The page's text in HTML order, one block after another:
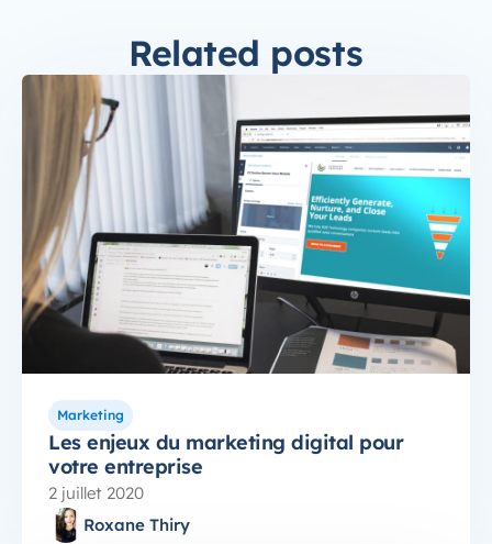
Related posts
Marketing
Les enjeux du marketing digital pour
votre entreprise
2 juillet 2020
Roxane Thiry